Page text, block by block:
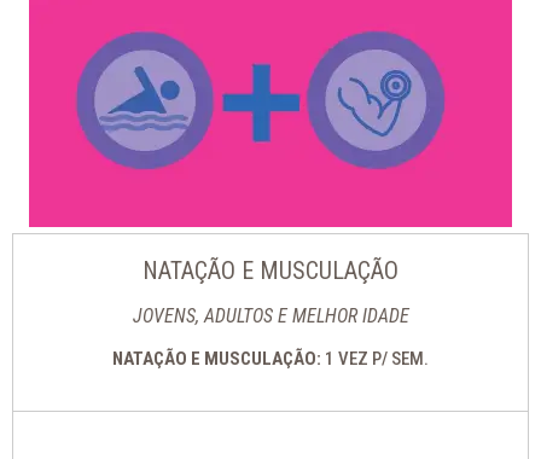
NATAÇÃO E MUSCULAÇÃO
JOVENS, ADULTOS E MELHOR IDADE
NATAÇÃO E MUSCULAÇÃO: 1 VEZ P/ SEM.